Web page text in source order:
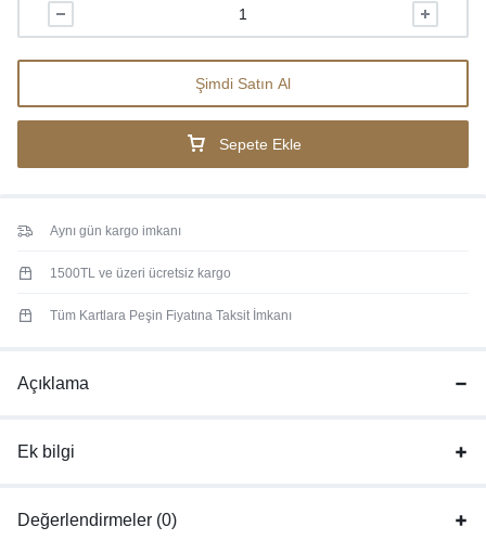
Sepete Ekle
Şimdi Satın Al
Aynı gün kargo imkanı
1500TL ve üzeri ücretsiz kargo
Tüm Kartlara Peşin Fiyatına Taksit İmkanı
Açıklama
Ek bilgi
Değerlendirmeler (0)